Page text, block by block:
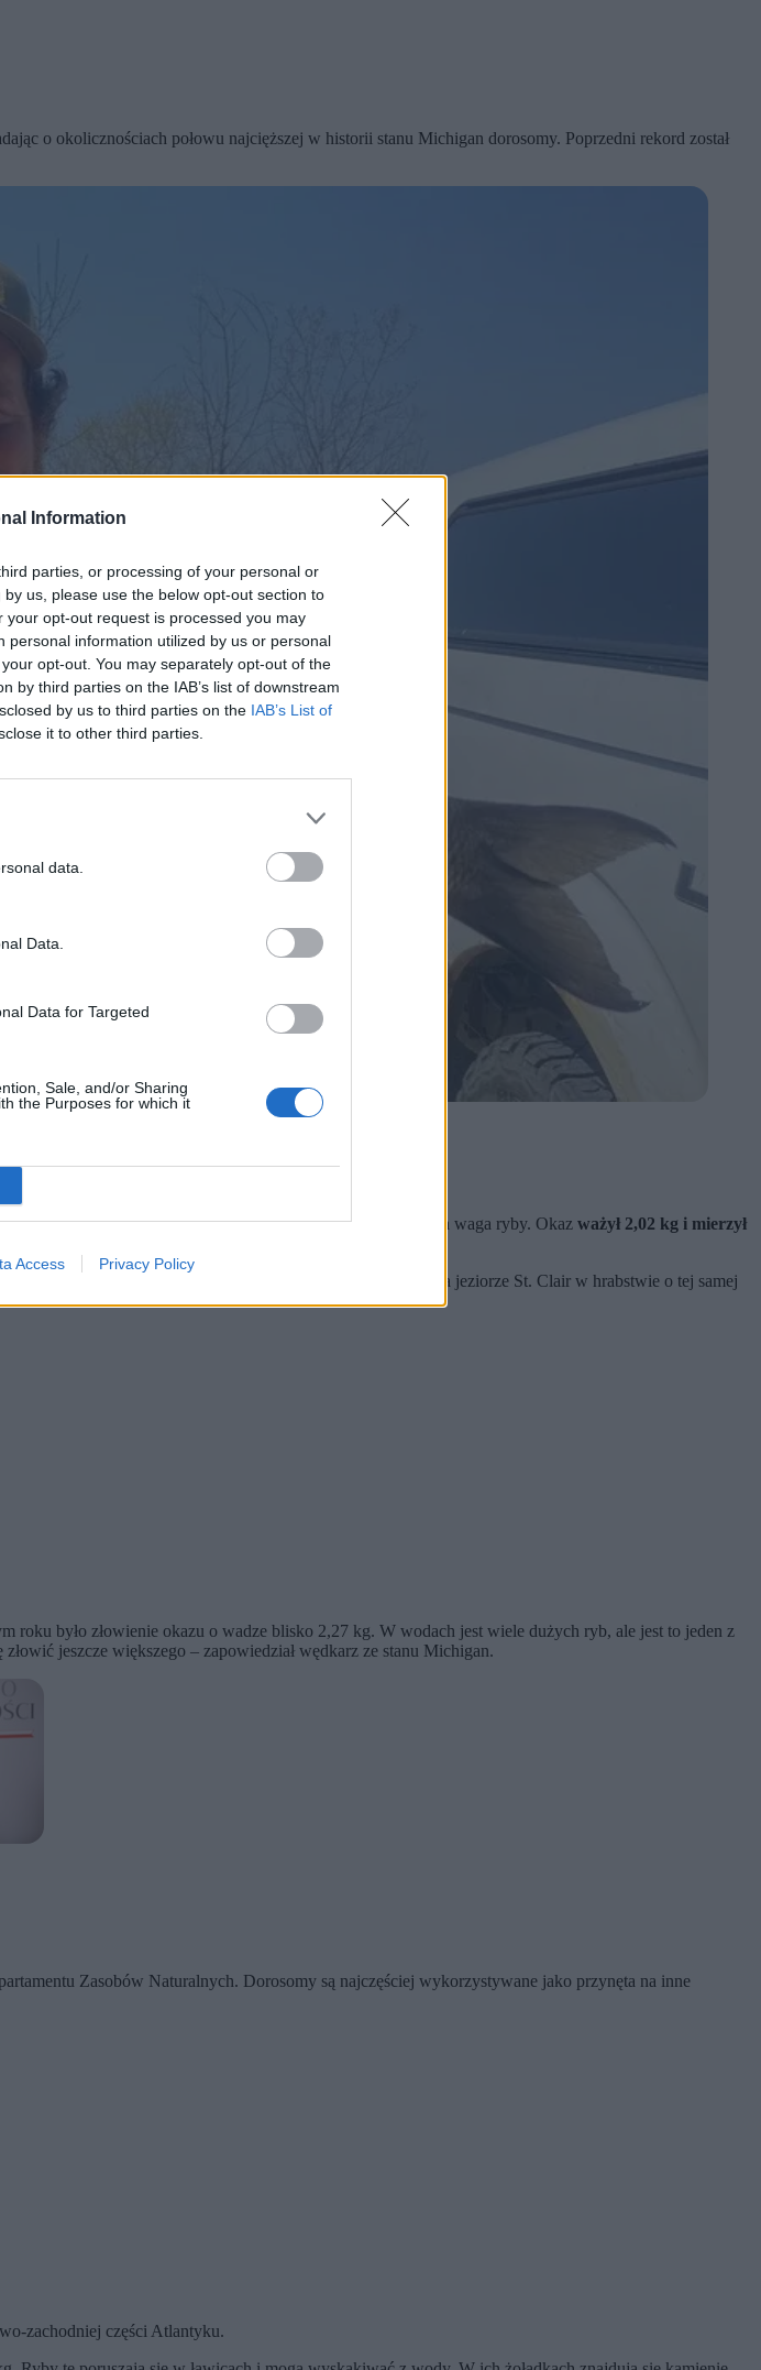
Information
parties, or processing of your personal or
us, please use the below opt-out section to
opt-out request is processed you may
information utilized by us or personal
opt-out. You may separately opt-out of the
by third parties on the IAB’s list of downstream
by us to third parties on the IAB’s List of
it to other third parties.
data.
Data.
Data for Targeted
Sale, and/or Sharing
the Purposes for which it
Access Privacy Policy
o okolicznościach połowu najcięższej w historii stanu Michigan dorosomy. Poprzedni rekord został
Kent.
na większe drapieżniki.
dorosomai ustanowiłrekord stanu. Brana pod uwagę była waga ryby. Okaz ważył 2,02 kg i mierzył
został ustanowiony w 1996 r. na jeziorze St. Clair w hrabstwie o tej samej
roku było złowienie okazu o wadze blisko 2,27 kg. W wodach jest wiele dużych ryb, ale jest to jeden z
jeszcze większego – zapowiedział wędkarz ze stanu Michigan.
Zasobów Naturalnych. Dorosomy są najczęściej wykorzystywane jako przynęta na inne
zachodniej części Atlantyku.